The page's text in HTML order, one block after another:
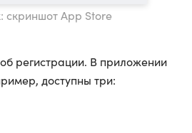
скриншот App Store
регистрации. В приложении
доступны три: